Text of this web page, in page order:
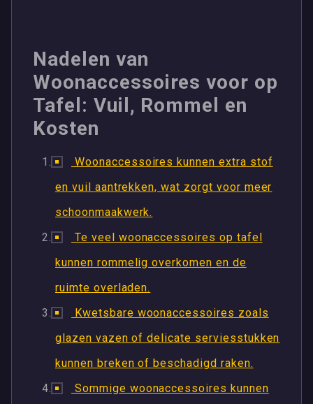
Nadelen van
Woonaccessoires voor op
Tafel: Vuil, Rommel en
Kosten
Woonaccessoires kunnen extra stof
en vuil aantrekken, wat zorgt voor meer
schoonmaakwerk.
Te veel woonaccessoires op tafel
kunnen rommelig overkomen en de
ruimte overladen.
Kwetsbare woonaccessoires zoals
glazen vazen of delicate serviesstukken
kunnen breken of beschadigd raken.
Sommige woonaccessoires kunnen